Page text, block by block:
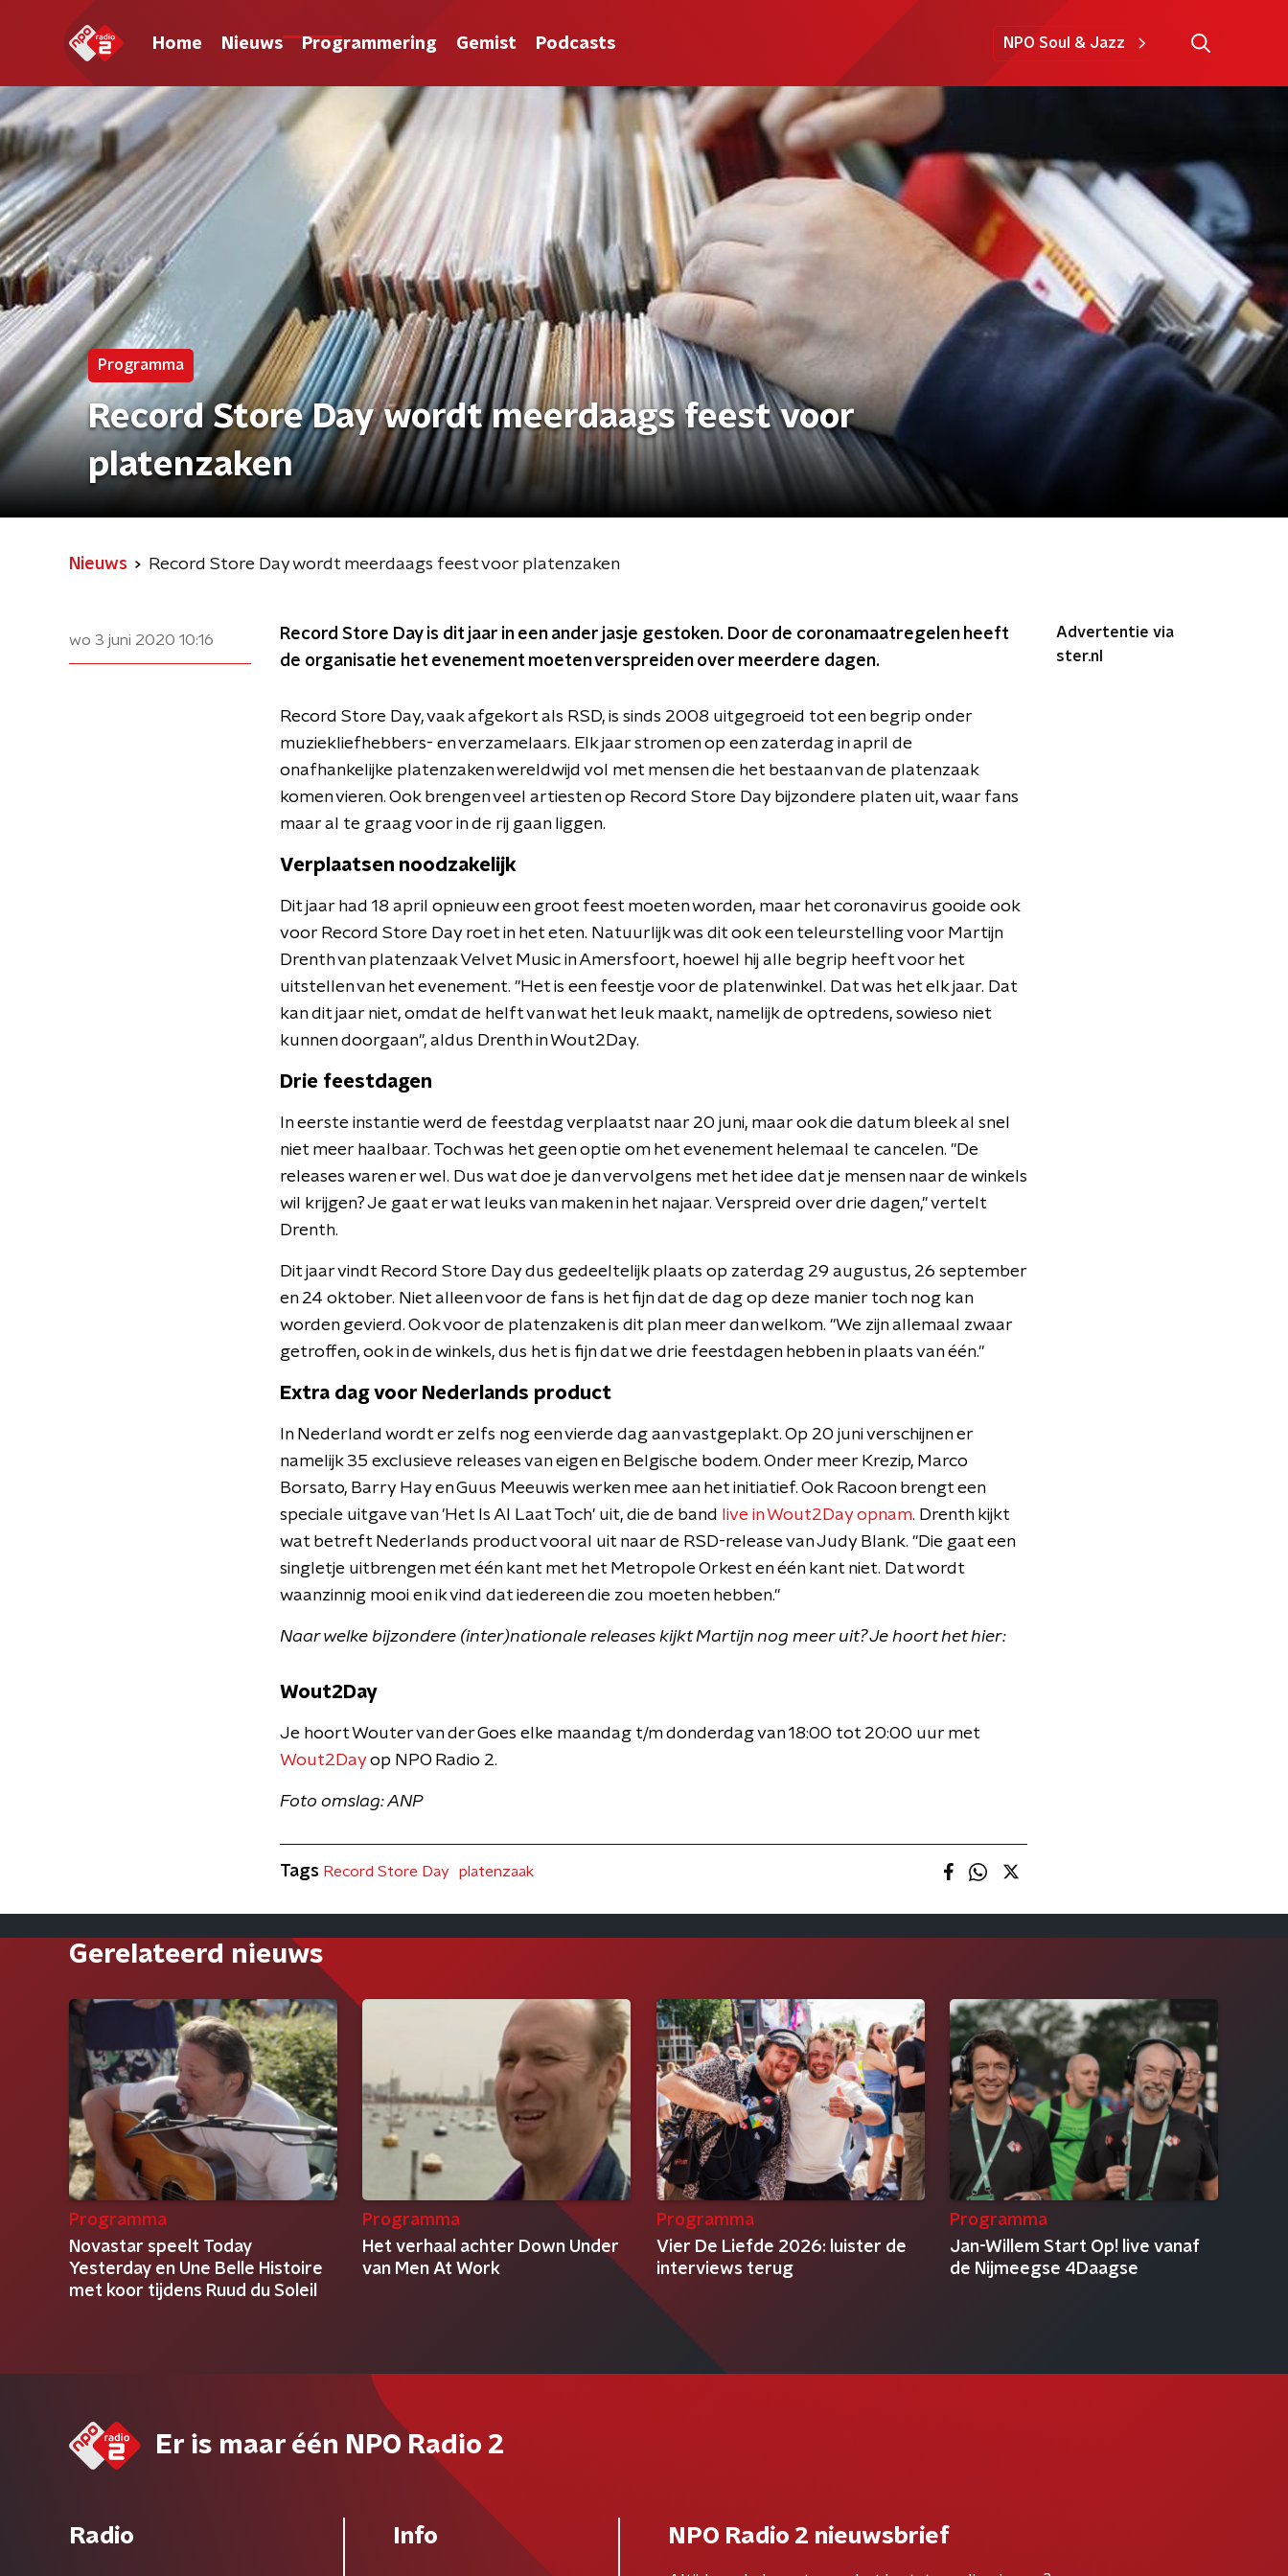
Home Nieuws Programmering Gemist Podcasts NPO Soul & Jazz
Programma
Record Store Day wordt meerdaags feest voor
platenzaken
Nieuws Record Store Day wordt meerdaags feest voor platenzaken
wo 3 juni 2020 10:16
Record Store Day is dit jaar in een ander jasje gestoken. Door de coronamaatregelen heeft
de organisatie het evenement moeten verspreiden over meerdere dagen.
Record Store Day, vaak afgekort als RSD, is sinds 2008 uitgegroeid tot een begrip onder
muziekliefhebbers- en verzamelaars. Elk jaar stromen op een zaterdag in april de
onafhankelijke platenzaken wereldwijd vol met mensen die het bestaan van de platenzaak
komen vieren. Ook brengen veel artiesten op Record Store Day bijzondere platen uit, waar fans
maar al te graag voor in de rij gaan liggen.
Verplaatsen noodzakelijk
Dit jaar had 18 april opnieuw een groot feest moeten worden, maar het coronavirus gooide ook
voor Record Store Day roet in het eten. Natuurlijk was dit ook een teleurstelling voor Martijn
Drenth van platenzaak Velvet Music in Amersfoort, hoewel hij alle begrip heeft voor het
uitstellen van het evenement. "Het is een feestje voor de platenwinkel. Dat was het elk jaar. Dat
kan dit jaar niet, omdat de helft van wat het leuk maakt, namelijk de optredens, sowieso niet
kunnen doorgaan", aldus Drenth in Wout2Day.
Drie feestdagen
In eerste instantie werd de feestdag verplaatst naar 20 juni, maar ook die datum bleek al snel
niet meer haalbaar. Toch was het geen optie om het evenement helemaal te cancelen. "De
releases waren er wel. Dus wat doe je dan vervolgens met het idee dat je mensen naar de winkels
wil krijgen? Je gaat er wat leuks van maken in het najaar. Verspreid over drie dagen," vertelt
Drenth.
Dit jaar vindt Record Store Day dus gedeeltelijk plaats op zaterdag 29 augustus, 26 september
en 24 oktober. Niet alleen voor de fans is het fijn dat de dag op deze manier toch nog kan
worden gevierd. Ook voor de platenzaken is dit plan meer dan welkom. "We zijn allemaal zwaar
getroffen, ook in de winkels, dus het is fijn dat we drie feestdagen hebben in plaats van één."
Extra dag voor Nederlands product
In Nederland wordt er zelfs nog een vierde dag aan vastgeplakt. Op 20 juni verschijnen er
namelijk 35 exclusieve releases van eigen en Belgische bodem. Onder meer Krezip, Marco
Borsato, Barry Hay en Guus Meeuwis werken mee aan het initiatief. Ook Racoon brengt een
speciale uitgave van 'Het Is Al Laat Toch' uit, die de band
live in Wout2Day opnam. Drenth kijkt
wat betreft Nederlands product vooral uit naar de RSD-release van Judy Blank. "Die gaat een
singletje uitbrengen met één kant met het Metropole Orkest en één kant niet. Dat wordt
waanzinnig mooi en ik vind dat iedereen die zou moeten hebben."
Naar welke bijzondere (inter)nationale releases kijkt Martijn nog meer uit? Je hoort het hier:
Wout2Day
Je hoort Wouter van der Goes elke maandag t/m donderdag van 18:00 tot 20:00 uur met
Wout2Dayop NPO Radio 2.
Foto omslag: ANP
Advertentie via
ster.nl
Tags Record Store Day platenzaak
Gerelateerd nieuws
Programma
Novastar speelt Today
Yesterday en Une Belle Histoire
met koor tijdens Ruud du Soleil
Programma
Het verhaal achter Down Under
van Men At Work
Programma
Vier De Liefde 2026: luister de
interviews terug
Programma
Jan-Willem Start Op! live vanaf
de Nijmeegse 4Daagse
Er is maar één NPO Radio 2
Radio Info NPO Radio 2 nieuwsbrief